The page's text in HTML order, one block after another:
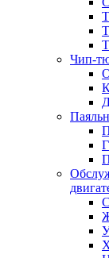
Чип-